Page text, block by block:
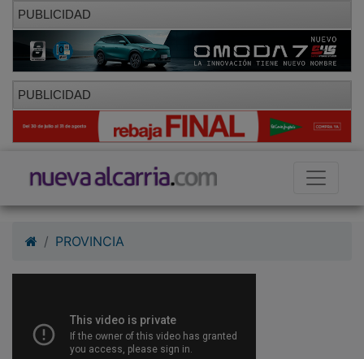
PUBLICIDAD
PUBLICIDAD